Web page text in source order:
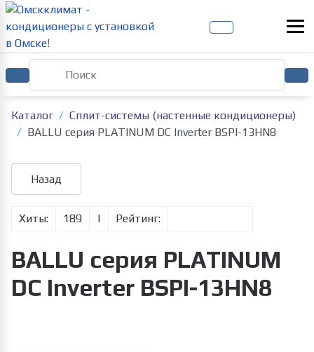
Каталог
Сплит-системы (настенные кондиционеры)
BALLU серия PLATINUM DC Inverter BSPI-13HN8
Хиты: 189 | Рейтинг:
BALLU серия PLATINUM
DC Inverter BSPI-13HN8